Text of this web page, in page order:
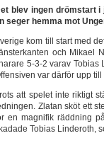
blev ingen drömstart
seger hemma mot
kom till start med
och Mikael
5-3-2 varav Tobias
var därför upp
att spelet inte riktigt
Zlatan sköt ett
en magnifik räddning
Tobias Linderoth,